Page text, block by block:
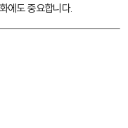
에도 중요합니다.